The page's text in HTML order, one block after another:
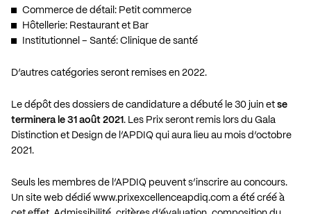
Commerce de détail: Petit commerce
Hôtellerie: Restaurant et Bar
Institutionnel – Santé: Clinique de santé
D’autres catégories seront remises en 2022.
Le dépôt des dossiers de candidature a débuté le 30 juin et se
terminera le 31 août 2021 . Les Prix seront remis lors du Gala
Distinction et Design de l’APDIQ qui aura lieu au mois d’octobre
2021.
Seuls les membres de l’APDIQ peuvent s’inscrire au concours.
Un site web dédié www.prixexcellenceapdiq.com a été créé à